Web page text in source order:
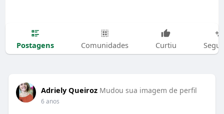
Postagens Comunidades Curtiu
Adriely Queiroz Mudou sua imagem de perfil
6 anos